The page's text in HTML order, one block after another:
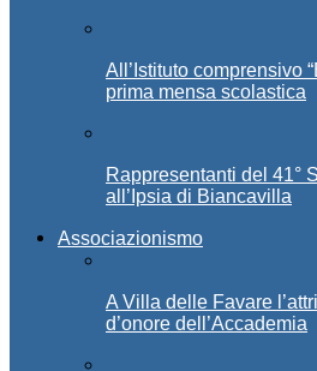
All’Istituto comprensivo
prima mensa scolastica
Rappresentanti del 41°
all’Ipsia di Biancavilla
Associazionismo
A Villa delle Favare
d’onore dell’Accademia